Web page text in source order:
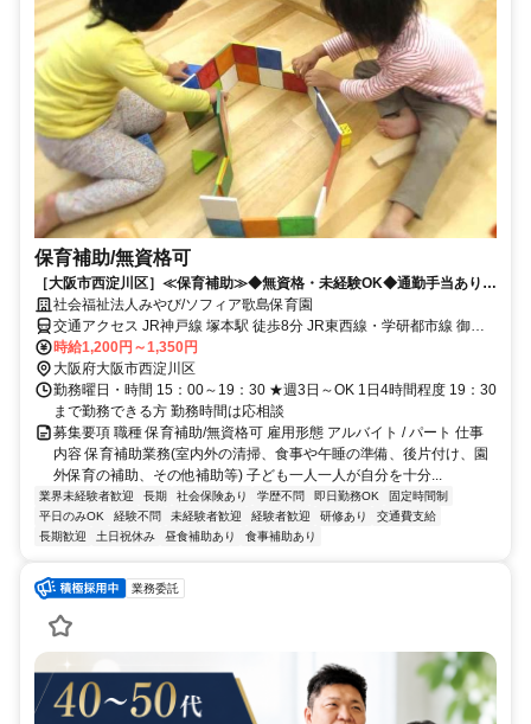
保育補助/無資格可
［大阪市西淀川区］≪保育補助≫◆無資格・未経験OK◆通勤手当あり◆
社会保険完備◆シニア・学生活躍中！
社会福祉法人みやび/ソフィア歌島保育園
交通アクセス JR神戸線 塚本駅 徒歩8分 JR東西線・学研都市線 御幣
島駅 徒歩13分
時給1,200円～1,350円
大阪府大阪市西淀川区
勤務曜日・時間 15：00～19：30 ★週3日～OK 1日4時間程度 19：30
まで勤務できる方 勤務時間は応相談
募集要項 職種 保育補助/無資格可 雇用形態 アルバイト / パート 仕事
内容 保育補助業務(室内外の清掃、食事や午睡の準備、後片付け、園
外保育の補助、その他補助等) 子ども一人一人が自分を十分...
業界未経験者歓迎 長期 社会保険あり 学歴不問 即日勤務OK
固定時間制
平日のみOK
経験不問 未経験者歓迎 経験者歓迎 研修あり
交通費支給
長期歓迎
土日祝休み 昼食補助あり 食事補助あり
業務委託